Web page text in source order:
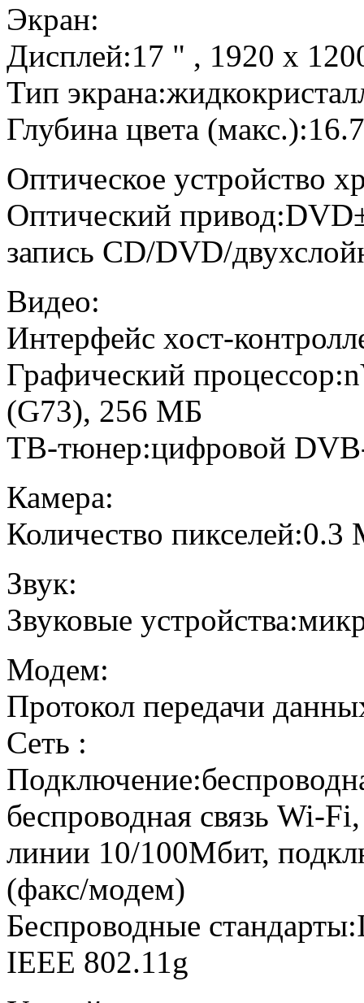
Экран:
Дисплей:17 " , 1920 x
Тип
Глубина цвета
Оптическое устройство
Оптический
запись CD/DVD/
Видео:
Интерфейс хост-
Графический
(G73), 256 МБ
ТВ-тюнер:цифровой
Камера:
Количество пикселей:0.3
Звук:
Звуковые
Модем:
Протокол передачи
Сеть :
беспроводная связь Wi-
линии 10/100Мбит,
(факс/модем)
Беспроводные
IEEE 802.11g